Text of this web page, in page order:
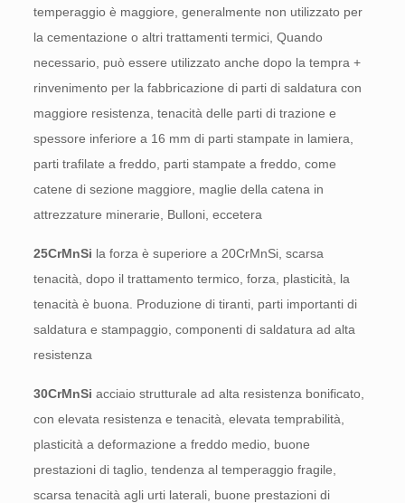
temperaggio è maggiore, generalmente non utilizzato per
la cementazione o altri trattamenti termici, Quando
necessario, può essere utilizzato anche dopo la tempra +
rinvenimento per la fabbricazione di parti di saldatura con
maggiore resistenza, tenacità delle parti di trazione e
spessore inferiore a 16 mm di parti stampate in lamiera,
parti trafilate a freddo, parti stampate a freddo, come
catene di sezione maggiore, maglie della catena in
attrezzature minerarie, Bulloni, eccetera
25CrMnSi la forza è superiore a 20CrMnSi, scarsa
tenacità, dopo il trattamento termico, forza, plasticità, la
tenacità è buona. Produzione di tiranti, parti importanti di
saldatura e stampaggio, componenti di saldatura ad alta
resistenza
30CrMnSi acciaio strutturale ad alta resistenza bonificato,
con elevata resistenza e tenacità, elevata temprabilità,
plasticità a deformazione a freddo medio, buone
prestazioni di taglio, tendenza al temperaggio fragile,
scarsa tenacità agli urti laterali, buone prestazioni di